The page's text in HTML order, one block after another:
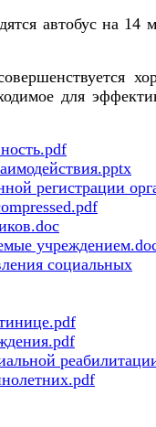
автобус на 14
для
регистрации
социальных